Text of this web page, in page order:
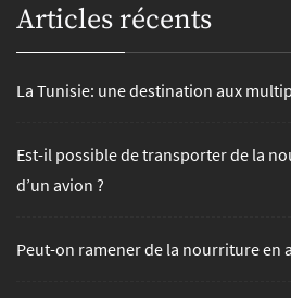
Articles récents
La Tunisie: une destination aux
Est-il possible de transporter de la
d’un avion ?
Peut-on ramener de la nourriture en